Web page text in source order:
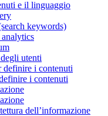
e il linguaggio
keywords)
utenti
definire i contenuti
i contenuti
dell’informazione